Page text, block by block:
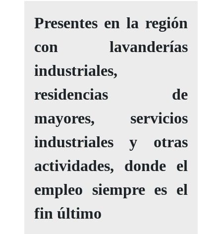
Presentes en la región
con lavanderías
industriales,
residencias de
mayores, servicios
industriales y otras
actividades, donde el
empleo siempre es el
fin último